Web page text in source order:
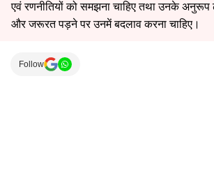
एवं रणनीतियों को समझना चाहिए तथा उनके अनुरूप
और जरूरत पड़ने पर उनमें बदलाव करना चाहिए।
Follow